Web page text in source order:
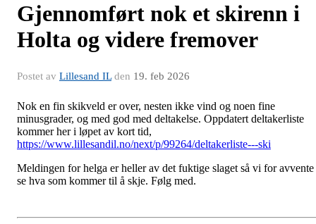
Gjennomført nok et skirenn i
Holta og videre fremover
Postet av Lillesand ILden 19. feb 2026
Nok en fin skikveld er over, nesten ikke vind og noen fine
minusgrader, og med god med deltakelse. Oppdatert deltakerliste
kommer her i løpet av kort tid,
https://www.lillesandil.no/next/p/99264/deltakerliste---ski
Meldingen for helga er heller av det fuktige slaget så vi for avvente
se hva som kommer til å skje. Følg med.